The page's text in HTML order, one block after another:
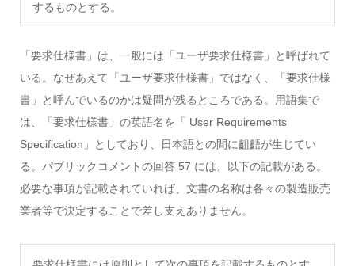
するものとする。
「要求仕様書」は、一般には「ユーザ要求仕様書」と呼ばれて
いる。なぜあえて「ユーザ要求仕様書」ではなく、「要求仕様
書」と呼んでいるのかは疑問が残るところである。用語集で
は、「要求仕様書」の英語名を「 User Requirements
Specification」としており、日本語との間に齟齬が生じてい
る。パブリックコメントの回答 57 には、以下の記載がある。
必要な事項が記載されていれば、文書の名称は各々の製造販売
業者等で決定することで差し支えありません。